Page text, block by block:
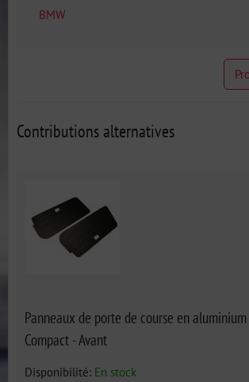
BMW
Contributions alternatives
Panneaux de porte de course en
Compact - Avant
Disponibilité: En stock